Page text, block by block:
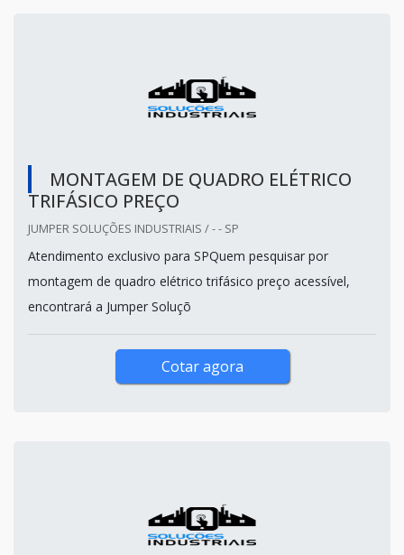
MONTAGEM DE QUADRO ELÉTRICO
TRIFÁSICO PREÇO
JUMPER SOLUÇÕES INDUSTRIAIS / - - SP
Atendimento exclusivo para SPQuem pesquisar por
montagem de quadro elétrico trifásico preço acessível,
encontrará a Jumper Soluçõ
Cotar agora